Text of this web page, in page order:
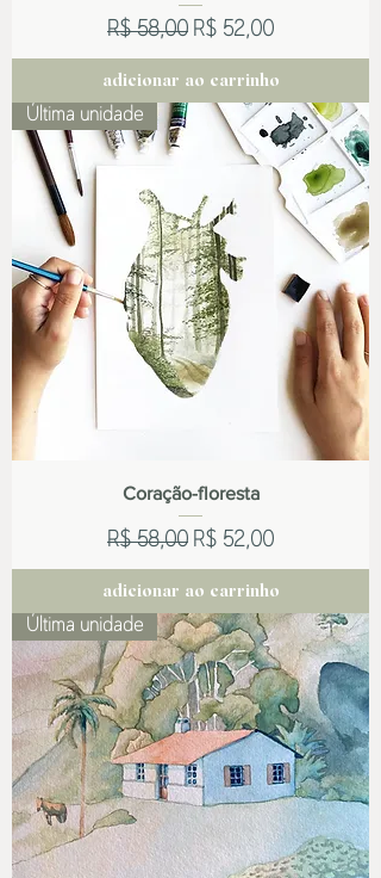
Preço normal
R$ 58,00 Preço promocional
R$ 52,00
adicionar ao carrinho
Última unidade
Coração-floresta
Preço normal
R$ 58,00 Preço promocional
R$ 52,00
adicionar ao carrinho
Última unidade